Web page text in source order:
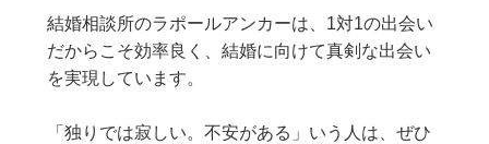
結婚相談所のラポールアンカーは、1対1の出会い
だからこそ効率良く、結婚に向けて真剣な出会い
を実現しています。
「独りでは寂しい。不安がある」いう人は、ぜひ